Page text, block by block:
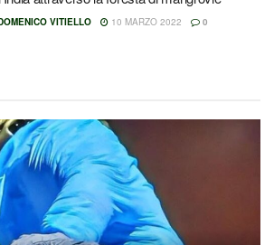
VITIELLO 10 MARZO 2022 0